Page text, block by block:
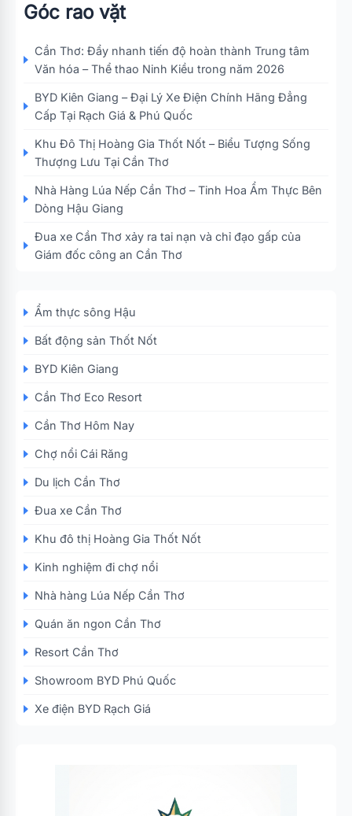
Góc rao vặt
Cần Thơ: Đẩy nhanh tiến độ hoàn thành Trung tâm
Văn hóa – Thể thao Ninh Kiều trong năm 2026
BYD Kiên Giang – Đại Lý Xe Điện Chính Hãng Đẳng
Cấp Tại Rạch Giá & Phú Quốc
Khu Đô Thị Hoàng Gia Thốt Nốt – Biểu Tượng Sống
Thượng Lưu Tại Cần Thơ
Nhà Hàng Lúa Nếp Cần Thơ – Tinh Hoa Ẩm Thực Bên
Dòng Hậu Giang
Đua xe Cần Thơ xảy ra tai nạn và chỉ đạo gấp của
Giám đốc công an Cần Thơ
Ẩm thực sông Hậu
Bất động sản Thốt Nốt
BYD Kiên Giang
Cần Thơ Eco Resort
Cần Thơ Hôm Nay
Chợ nổi Cái Răng
Du lịch Cần Thơ
Đua xe Cần Thơ
Khu đô thị Hoàng Gia Thốt Nốt
Kinh nghiệm đi chợ nổi
Nhà hàng Lúa Nếp Cần Thơ
Quán ăn ngon Cần Thơ
Resort Cần Thơ
Showroom BYD Phú Quốc
Xe điện BYD Rạch Giá